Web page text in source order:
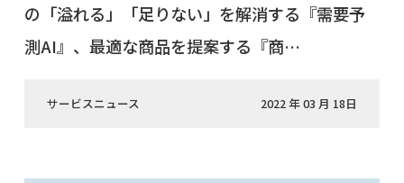
の「溢れる」「足りない」を解消する『需要予
測AI』、最適な商品を提案する『商…
サービスニュース 2022 年 03 月 18日